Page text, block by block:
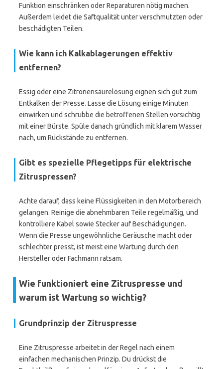
Funktion einschränken oder Reparaturen nötig machen.
Außerdem leidet die Saftqualität unter verschmutzten oder
beschädigten Teilen.
Wie kann ich Kalkablagerungen effektiv
entfernen?
Essig oder eine Zitronensäurelösung eignen sich gut zum
Entkalken der Presse. Lasse die Lösung einige Minuten
einwirken und schrubbe die betroffenen Stellen vorsichtig
mit einer Bürste. Spüle danach gründlich mit klarem Wasser
nach, um Rückstände zu entfernen.
Gibt es spezielle Pflegetipps für elektrische
Zitruspressen?
Achte darauf, dass keine Flüssigkeiten in den Motorbereich
gelangen. Reinige die abnehmbaren Teile regelmäßig, und
kontrolliere Kabel sowie Stecker auf Beschädigungen.
Wenn die Presse ungewöhnliche Geräusche macht oder
schlechter presst, ist meist eine Wartung durch den
Hersteller oder Fachmann ratsam.
Wie funktioniert eine Zitruspresse und
warum ist Wartung so wichtig?
Grundprinzip der Zitruspresse
Eine Zitruspresse arbeitet in der Regel nach einem
einfachen mechanischen Prinzip. Du drückst die